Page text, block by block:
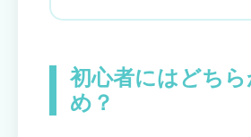
初心者にはどち
め？